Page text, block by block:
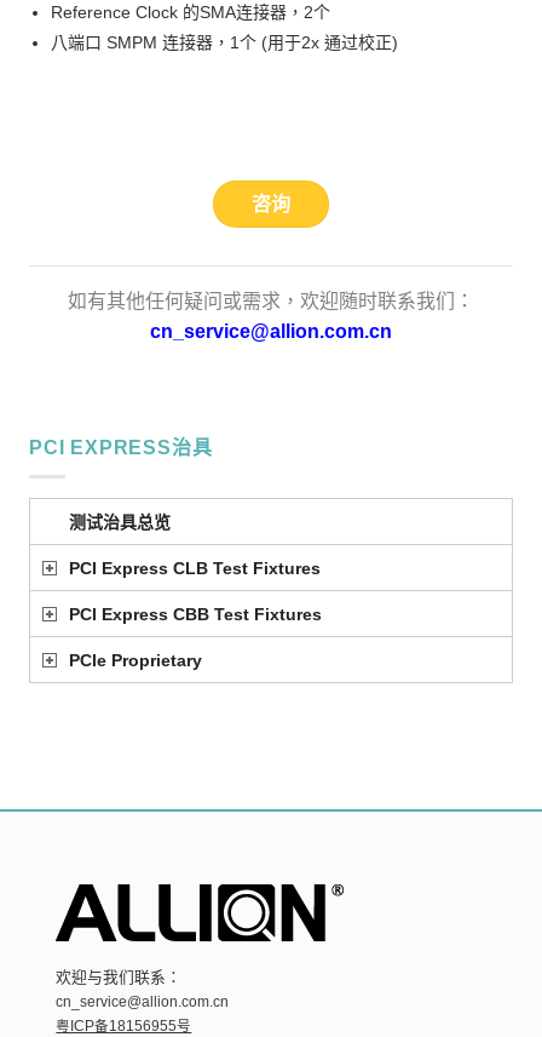
Reference Clock 的SMA连接器，2个
八端口 SMPM 连接器，1个 (用于2x 通过校正)
咨询
如有其他任何疑问或需求，欢迎随时联系我们：
cn_service@allion.com.cn
PCI EXPRESS治具
测试治具总览
PCI Express CLB Test Fixtures
PCI Express CBB Test Fixtures
PCIe Proprietary
欢迎与我们联系：
cn_service@allion.com.cn
粤ICP备18156955号